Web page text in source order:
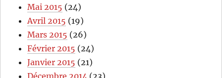
Mai 2015 (24)
Avril 2015 (19)
Mars 2015 (26)
Février 2015 (24)
Janvier 2015 (21)